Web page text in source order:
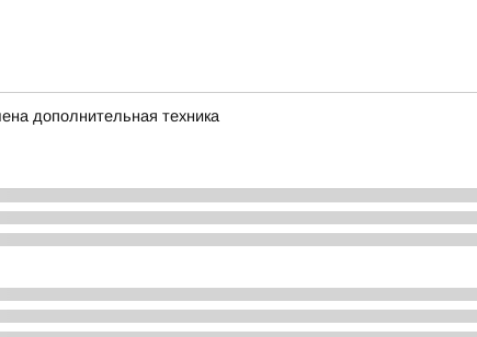
дополнительная техника